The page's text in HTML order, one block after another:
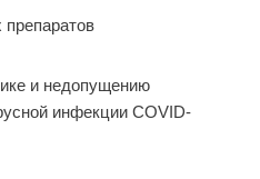
и недопущению
инфекции COVID-